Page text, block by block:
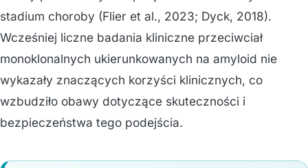
stadium choroby (Flier et al., 2023; Dyck, 2018).
Wcześniej liczne badania kliniczne przeciwciał
monoklonalnych ukierunkowanych na amyloid nie
wykazały znaczących korzyści klinicznych, co
wzbudziło obawy dotyczące skuteczności i
bezpieczeństwa tego podejścia.